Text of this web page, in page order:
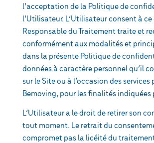
l’acceptation de la Politique de
l’Utilisateur. L’Utilisateur consent à ce
Responsable du Traitement traite et
conformément aux modalités et
dans la présente Politique de
données à caractère personnel qu’il
sur le Site ou à l’occasion des services
Bemoving, pour les finalités indiquées
L’Utilisateur a le droit de retirer son
tout moment. Le retrait du
compromet pas la licéité du